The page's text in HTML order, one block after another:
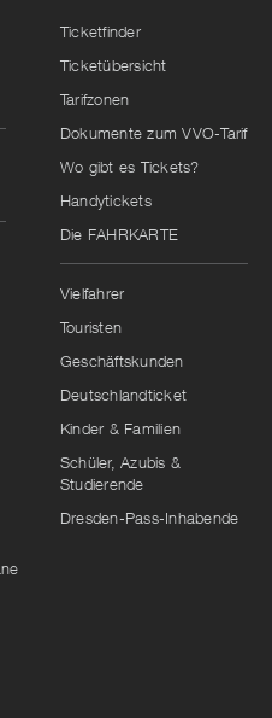
Ticketfinder
Ticketübersicht
Tarifzonen
Dokumente zum VVO-Tarif
Wo gibt es Tickets?
Handytickets
Die FAHRKARTE
Vielfahrer
Touristen
Geschäftskunden
Deutschlandticket
Kinder & Familien
Schüler, Azubis &
Studierende
Dresden-Pass-Inhabende